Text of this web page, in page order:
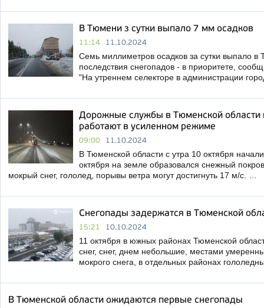
В Тюмени з сутки выпало 7 мм осадков
11:14 11.10.2024
Семь миллиметров осадков за сутки выпало в
последствия снегопадов - в приоритете,
"На утреннем селекторе в администрации
Дорожные службы в Тюменской области
работают в усиленном режиме
09:00 11.10.2024
В Тюменской области с утра 10 октября
октября на земле образовался снежный
мокрый снег, гололед, порывы ветра могут достигнуть 17 м/с. …
Снегопады задержатся в Тюменской
15:21 10.10.2024
11 октября в южных районах Тюменской
снег, снег, днем небольшие, местами
мокрого снега, в отдельных районах
В Тюменской области ожидаются первые снегопады